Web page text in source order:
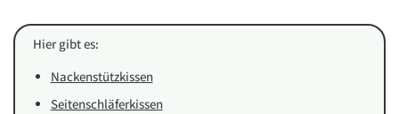
Hier gibt es:
Nackenstützkissen
Seitenschläferkissen